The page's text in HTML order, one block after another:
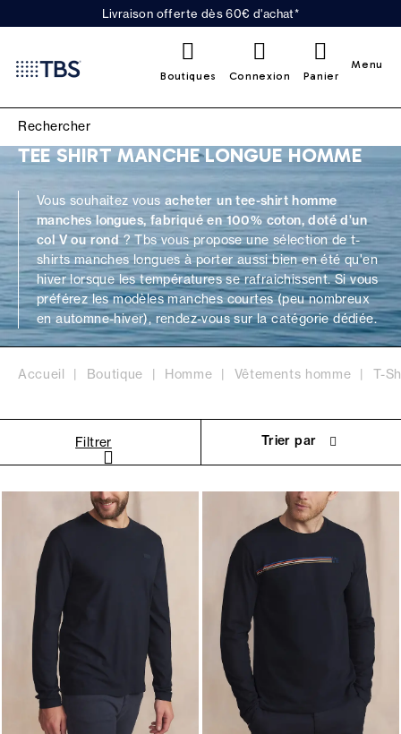
Livraison offerte dès 60€ d'achat*
Boutiques Connexion Panier
Menu
TEE SHIRT MANCHE LONGUE HOMME
Vous souhaitez vous acheter un tee-shirt homme
manches longues, fabriqué en 100% coton, doté d'un
col V ou rond? Tbs vous propose une sélection det-
shirtsmanches longues à porter aussi bien en été qu'en
hiver lorsque les températures se rafraichissent. Si vous
préférez lesmodèles manches courtes(peu nombreux
en automne-hiver), rendez-vous sur la catégorie dédiée.
Accueil Boutique Homme Vêtements homme T-
Filtrer Trier par